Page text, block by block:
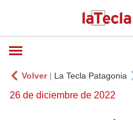
Volver| La Tecla Patagonia
26 de diciembre de 2022